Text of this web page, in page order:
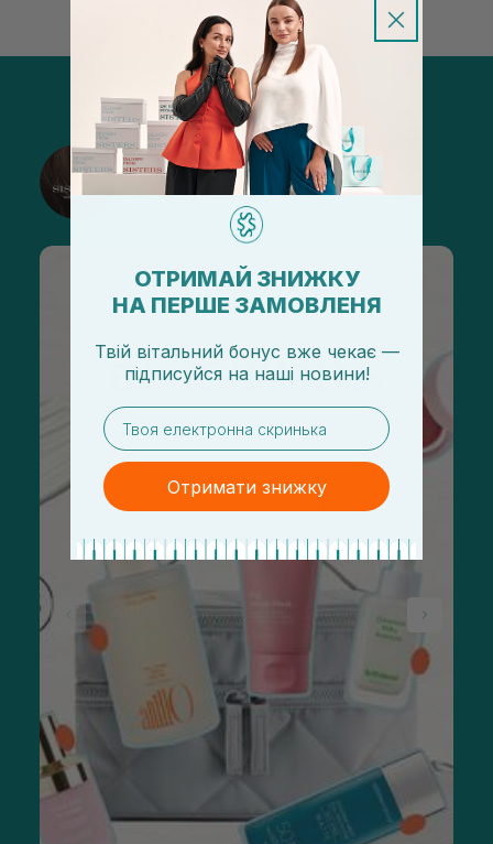
@sisters_stelmakh в Instagram
Підписатися
ОТРИМАЙ ЗНИЖКУ
НА ПЕРШЕ ЗАМОВЛЕНЯ
Твій вітальний бонус вже чекає —
підписуйся на наші новини!
email
Отримати знижку